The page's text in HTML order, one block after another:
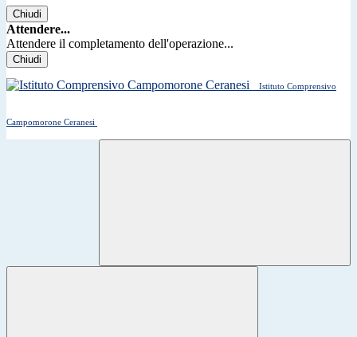
Chiudi
Attendere...
Attendere il completamento dell'operazione...
Chiudi
Istituto Comprensivo
Campomorone Ceranesi